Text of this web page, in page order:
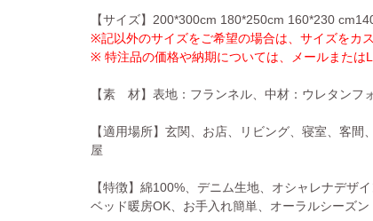
【サイズ】200*300cm 180*250cm 160*230
※記以外のサイズをご希望の場合は、サイズをカ
※ 特注品の価格や納期については、メールまたは
【素 材】表地：フランネル、中材：ウレタンフ
【適用場所】玄関、お店、リビング、寝室、客
屋
【特徴】綿100%、デニム生地、オシャレナデザ
ベッド暖房OK、お手入れ簡単、オーラルシーズン